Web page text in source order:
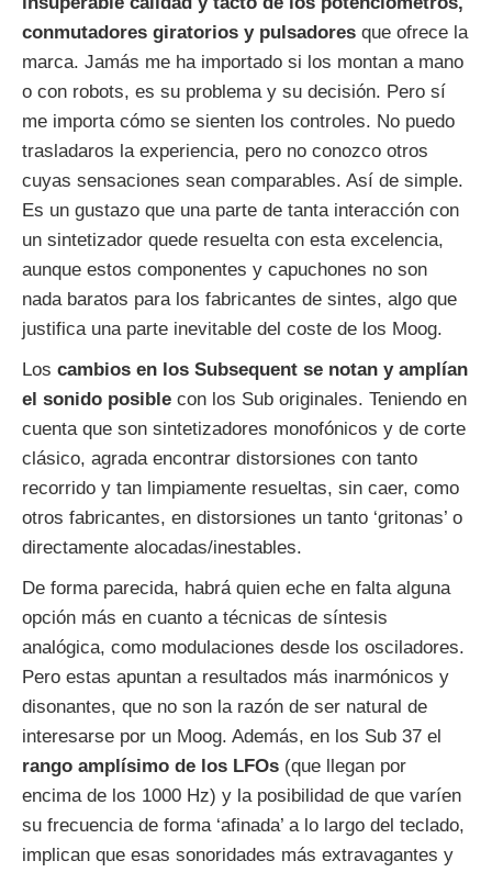
conmutadores giratorios y pulsadores que ofrece la
marca. Jamás me ha importado si los montan a mano
o con robots, es su problema y su decisión. Pero sí
me importa cómo se sienten los controles. No puedo
trasladaros la experiencia, pero no conozco otros
cuyas sensaciones sean comparables. Así de simple.
Es un gustazo que una parte de tanta interacción con
un sintetizador quede resuelta con esta excelencia,
aunque estos componentes y capuchones no son
nada baratos para los fabricantes de sintes, algo que
justifica una parte inevitable del coste de los Moog.
Los cambios en los Subsequent se notan y amplían
el sonido posible con los Sub originales. Teniendo en
cuenta que son sintetizadores monofónicos y de corte
clásico, agrada encontrar distorsiones con tanto
recorrido y tan limpiamente resueltas, sin caer, como
otros fabricantes, en distorsiones un tanto ‘gritonas’ o
directamente alocadas/inestables.
De forma parecida, habrá quien eche en falta alguna
opción más en cuanto a técnicas de síntesis
analógica, como modulaciones desde los osciladores.
Pero estas apuntan a resultados más inarmónicos y
disonantes, que no son la razón de ser natural de
interesarse por un Moog. Además, en los Sub 37 el
rango amplísimo de los LFOs (que llegan por
encima de los 1000 Hz) y la posibilidad de que varíen
su frecuencia de forma ‘afinada’ a lo largo del teclado,
implican que esas sonoridades más extravagantes y